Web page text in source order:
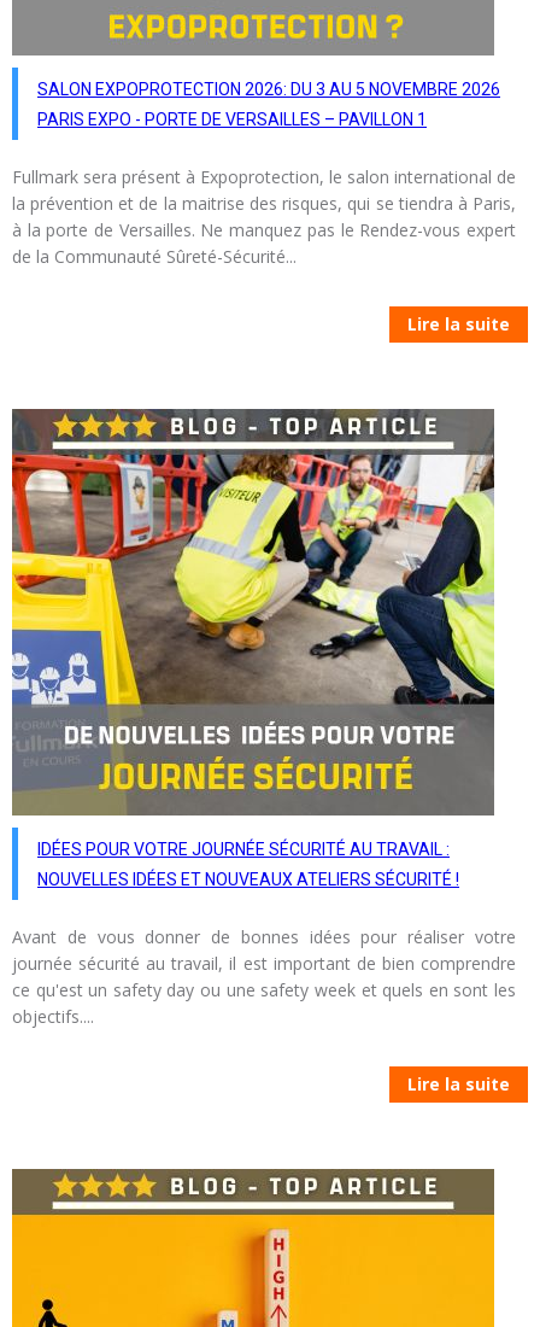
SALON EXPOPROTECTION 2026: DU 3 AU 5 NOVEMBRE 2026
PARIS EXPO - PORTE DE VERSAILLES – PAVILLON 1
Fullmark sera présent à Expoprotection, le salon international de
la prévention et de la maitrise des risques, qui se tiendra à Paris,
à la porte de Versailles. Ne manquez pas le Rendez-vous expert
de la Communauté Sûreté-Sécurité...
Lire la suite
IDÉES POUR VOTRE JOURNÉE SÉCURITÉ AU TRAVAIL :
NOUVELLES IDÉES ET NOUVEAUX ATELIERS SÉCURITÉ !
Avant de vous donner de bonnes idées pour réaliser votre
journée sécurité au travail, il est important de bien comprendre
ce qu'est un safety day ou une safety week et quels en sont les
objectifs....
Lire la suite